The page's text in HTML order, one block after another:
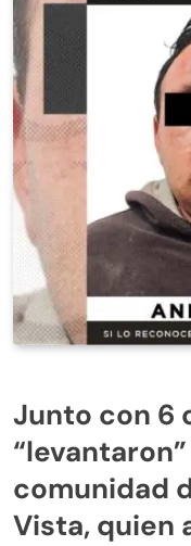
Junto con 6
comunidad
Vista, quien